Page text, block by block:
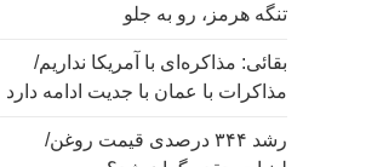
تنگه هرمز، رو به جلو
بقائی: مذاکره‌ای با آمریکا نداریم/
مذاکرات با عمان با جدیت ادامه دارد
رشد ۳۴۴ درصدی قیمت روغن/